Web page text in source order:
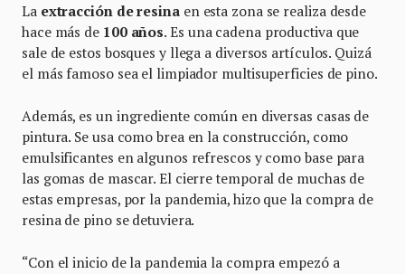
La extracción de resinaen esta zona se realiza desde
hace más de 100 años. Es una cadena productiva que
sale de estos bosques y llega a diversos artículos. Quizá
el más famoso sea el limpiador multisuperficies de pino.
Además, es un ingrediente común en diversas casas de
pintura. Se usa como brea en la construcción, como
emulsificantes en algunos refrescos y como base para
las gomas de mascar. El cierre temporal de muchas de
estas empresas, por la pandemia, hizo que la compra de
resina de pino se detuviera.
“Con el inicio de la pandemia la compra empezó a